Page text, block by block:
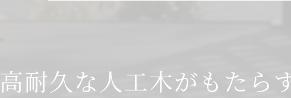
高耐久な人工木がもたら